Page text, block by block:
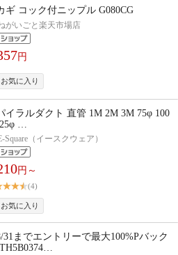
ギ コック付ニップル G080CG
がいごと楽天市場店
円
イラルダクト 直管 1M 2M 3M 75φ 100
…
Square（イースクウェア）
円～
(4)
31までエントリーで最大100%Pバック